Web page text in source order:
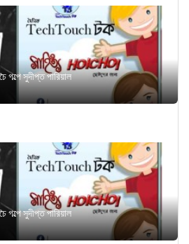
গল্পে সুদীপ্ত পারিয়াল
গল্পে সুদীপ্ত পারিয়াল